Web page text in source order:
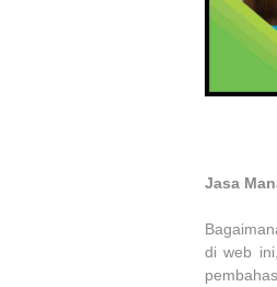
Jasa
di web